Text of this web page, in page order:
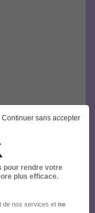
Continuer sans accepter
pour rendre votre
plus efficace.
de nos services et ne